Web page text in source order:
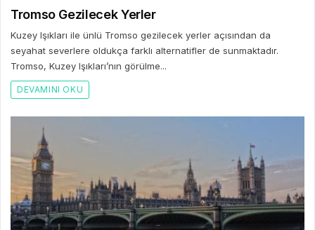
Tromso Gezilecek Yerler
Kuzey Işıkları ile ünlü Tromso gezilecek yerler açısından da
seyahat severlere oldukça farklı alternatifler de sunmaktadır.
Tromso, Kuzey Işıkları’nın görülme...
DEVAMINI OKU